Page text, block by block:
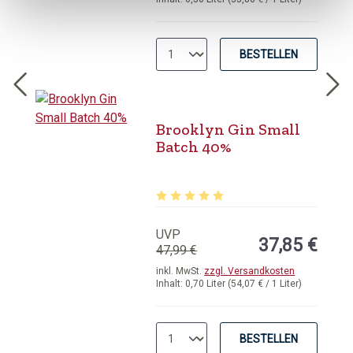
BESTELLEN
Brooklyn Gin Small
Batch 40%
Inhalt: 0,70 Liter (54,07 € / 1 Liter)
inkl. MwSt. zzgl. Versandkosten
UVP
47,99 €
37,85 €
BESTELLEN